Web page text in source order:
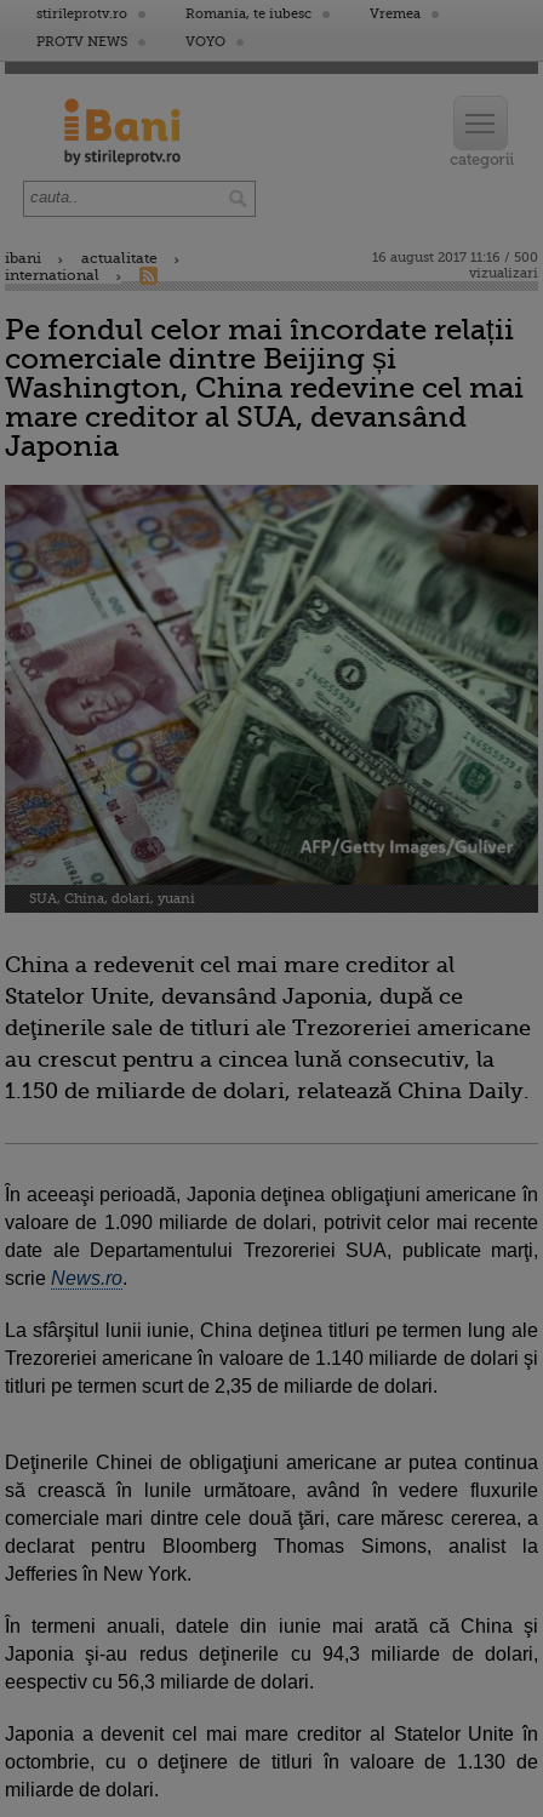
stirileprotv.ro Romania, te iubesc
Vremea
PROTV NEWS
VOYO
ibani
actualitate
international
16 august 2017 11:16 / 500
vizualizari
Pe fondul celor mai încordate relații
comerciale dintre Beijing și
Washington, China redevine cel mai
mare creditor al SUA, devansând
Japonia
SUA, China, dolari, yuani
China a redevenit cel mai mare creditor al
Statelor Unite, devansând Japonia, după ce
deţinerile sale de titluri ale Trezoreriei americane
au crescut pentru a cincea lună consecutiv, la
1.150 de miliarde de dolari, relatează China Daily.
În aceeaşi perioadă, Japonia deţinea obligaţiuni americane în
valoare de 1.090 miliarde de dolari, potrivit celor mai recente
date ale Departamentului Trezoreriei SUA, publicate marţi,
scrie News.ro.
La sfârşitul lunii iunie, China deţinea titluri pe termen lung ale
Trezoreriei americane în valoare de 1.140 miliarde de dolari şi
titluri pe termen scurt de 2,35 de miliarde de dolari.
Deţinerile Chinei de obligaţiuni americane ar putea continua
să crească în lunile următoare, având în vedere fluxurile
comerciale mari dintre cele două ţări, care măresc cererea, a
declarat pentru Bloomberg Thomas Simons, analist la
Jefferies în New York.
În termeni anuali, datele din iunie mai arată că China şi
Japonia şi-au redus deţinerile cu 94,3 miliarde de dolari,
eespectiv cu 56,3 miliarde de dolari.
Japonia a devenit cel mai mare creditor al Statelor Unite în
octombrie, cu o deţinere de titluri în valoare de 1.130 de
miliarde de dolari.